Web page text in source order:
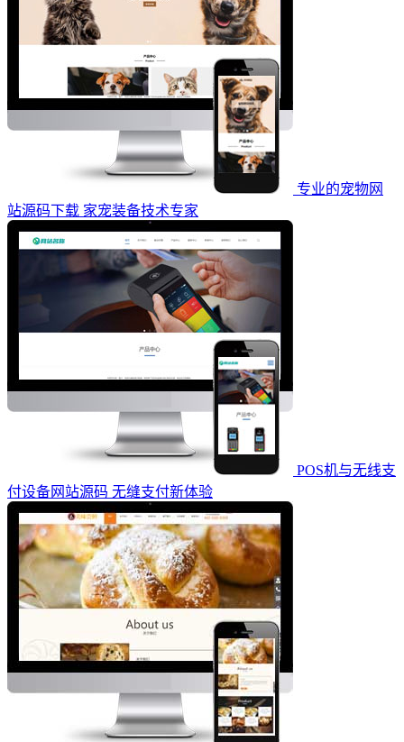
专业的宠物网
站源码下载 家宠装备技术专家
POS机与无线支
付设备网站源码 无缝支付新体验